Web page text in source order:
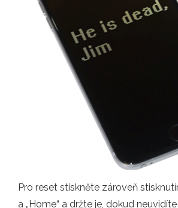
Pro reset stiskněte zároveň
a „Home“ a držte je, dokud